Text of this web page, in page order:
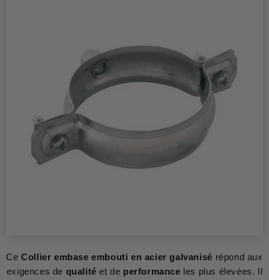
CeCollier embase embouti en acier galvanisé répond aux
exigences de qualité et de performance les plus élevées. Il